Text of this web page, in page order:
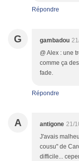
Répondre
G gambadou
@ Alex : une
comme ça
fade.
Répondre
A antigone 21/
J'avais
cousu" de
difficile...